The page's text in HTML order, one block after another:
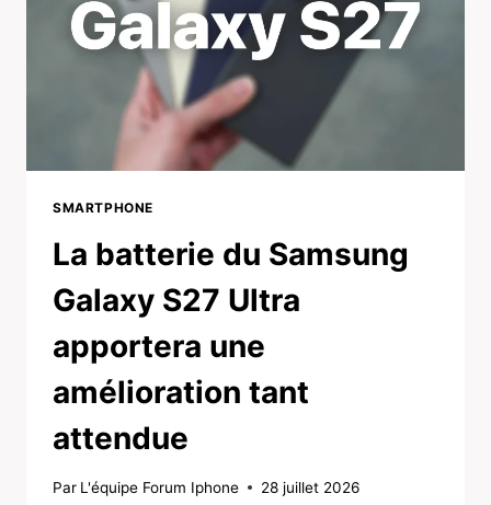
SMARTPHONE
La batterie du Samsung
Galaxy S27 Ultra
apportera une
amélioration tant
attendue
Par L'équipe Forum Iphone 28 juillet 2026